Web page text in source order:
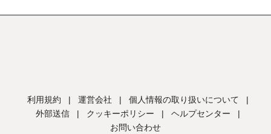
利用規約 | 運営会社 | 個人情報の取り扱いについて
|
外部送信
| クッキーポリシー | ヘルプセンター
|
お問い合わせ